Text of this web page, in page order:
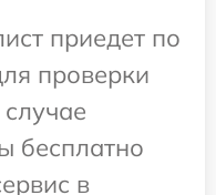
приедет по
проверки
бесплатно
в